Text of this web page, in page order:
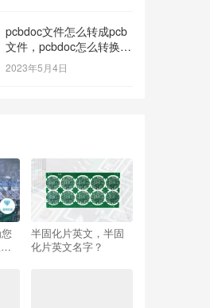
pcbdoc文件怎么转成pcb
文件，pcbdoc怎么转换成
pcb？
2023年5月4日
半固化片英文，半固
化片英文名字？